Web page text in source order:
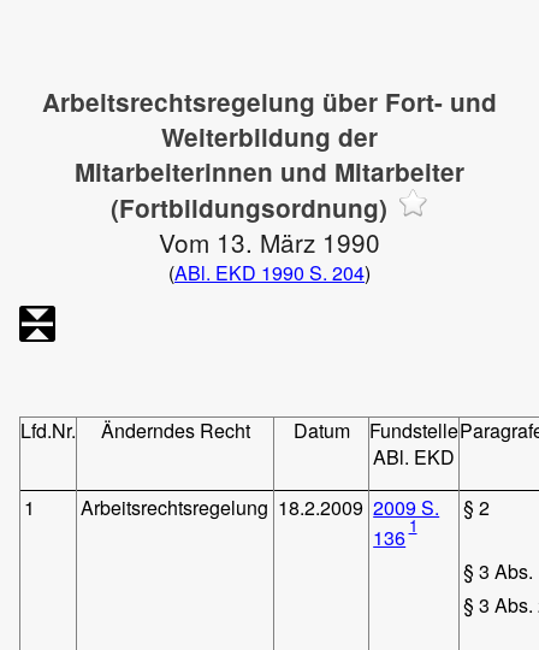
Arbeitsrechtsregelung über Fort- und
Weiterbildung der
Mitarbeiterinnen und Mitarbeiter
(Fortbildungsordnung)
Vom 13. März 1990
(ABl. EKD 1990 S. 204)
Lfd.Nr. Änderndes Recht Datum
Fundstelle
ABl. EKD
1 Arbeitsrechtsregelung 18.2.2009 2009 S.
1361
§ 2
§ 3 Abs.
§ 3 Abs.